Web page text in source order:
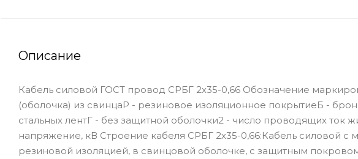
Описание
Кабель силовой ГОСТ провод СРБГ 2х35-0,66 Обозначение
(оболочка) из свинцаР - резиновое изоляционное покрытиеБ -
стальных лентГ - без защитной оболочки2 - число проводящих ток
напряжение, кВ Строение кабеля СРБГ 2х35-0,66:Кабель силовой
резиновой изоляцией, в свинцовой оболочке, с защитным